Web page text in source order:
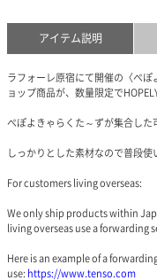
アイテム説明
ラフォーレ原宿にて開催の〈ぺ
ョップ商品が、数量限定で
ぺぽよきゃらくた～ずが集合した
しっかりとした素材なので普段
For customers living overseas:
We only ship products within
living overseas use a forwarding
Here is an example of a
use: https://www.tenso.com